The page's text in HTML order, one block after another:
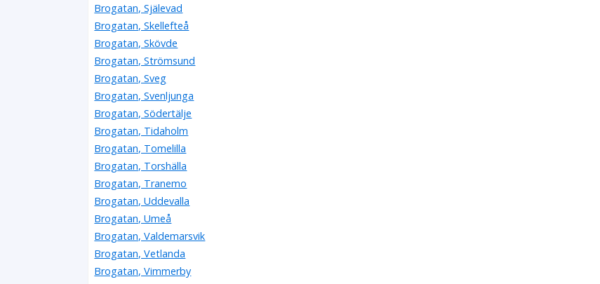
Brogatan, Själevad
Brogatan, Skellefteå
Brogatan, Skövde
Brogatan, Strömsund
Brogatan, Sveg
Brogatan, Svenljunga
Brogatan, Södertälje
Brogatan, Tidaholm
Brogatan, Tomelilla
Brogatan, Torshälla
Brogatan, Tranemo
Brogatan, Uddevalla
Brogatan, Umeå
Brogatan, Valdemarsvik
Brogatan, Vetlanda
Brogatan, Vimmerby